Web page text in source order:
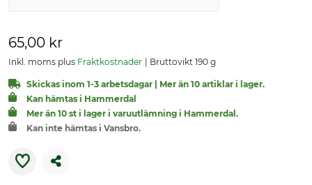
65,00 kr
Inkl. moms plus Fraktkostnader Bruttovikt 190 g
Skickas inom 1-3 arbetsdagar | Mer än 10 artiklar i lager.
Kan hämtas i Hammerdal
Mer än 10 st i lager i varuutlämning i Hammerdal.
Kan inte hämtas i Vansbro.